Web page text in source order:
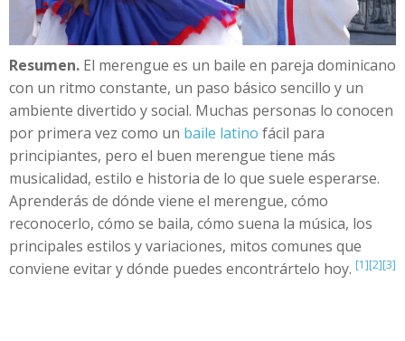
Añadir evento
Resumen. El merengue es un baile en pareja dominicano
con un ritmo constante, un paso básico sencillo y un
ambiente divertido y social. Muchas personas lo conocen
por primera vez como un baile latino fácil para
principiantes, pero el buen merengue tiene más
musicalidad, estilo e historia de lo que suele esperarse.
Aprenderás de dónde viene el merengue, cómo
reconocerlo, cómo se baila, cómo suena la música, los
principales estilos y variaciones, mitos comunes que
conviene evitar y dónde puedes encontrártelo hoy. [1][2][3]